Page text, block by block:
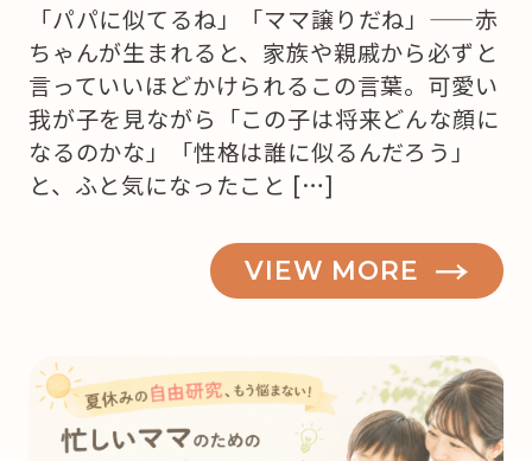
「パパに似てるね」「ママ譲りだね」——赤
ちゃんが生まれると、家族や親戚から必ずと
言っていいほどかけられるこの言葉。可愛い
我が子を見ながら「この子は将来どんな顔に
なるのかな」「性格は誰に似るんだろう」
と、ふと気になったこと […]
VIEW MORE